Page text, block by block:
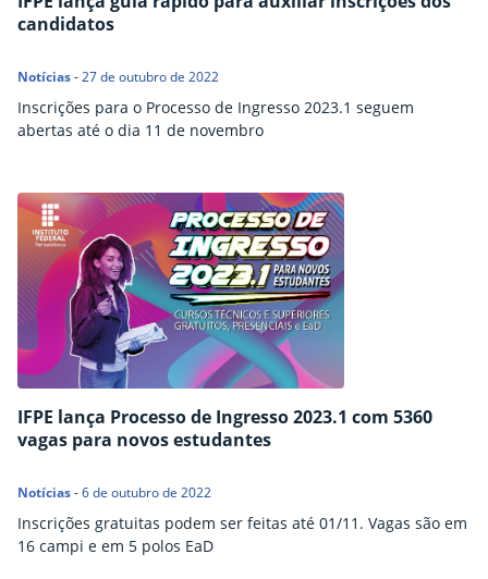
candidatos
Notícias-27 de outubro de 2022
Inscrições para o Processo de Ingresso 2023.1 seguem
abertas até o dia 11 de novembro
IFPE lança Processo de Ingresso 2023.1 com 5360
vagas para novos estudantes
Notícias-6 de outubro de 2022
Inscrições gratuitas podem ser feitas até 01/11. Vagas são em
16 campi e em 5 polos EaD